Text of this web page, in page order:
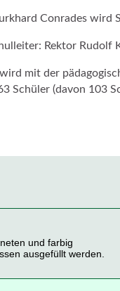
Conrades wird
Rektor Rudolf
mit der
Schüler (davon 103
und farbig
ausgefüllt werden.